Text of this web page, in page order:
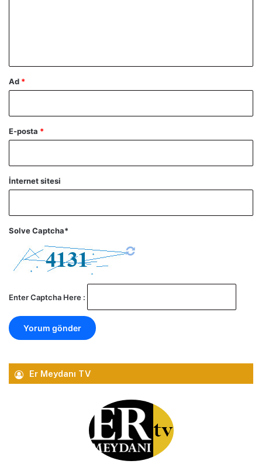
Ad *
E-posta *
İnternet sitesi
Solve Captcha*
Enter Captcha Here :
Er Meydanı TV